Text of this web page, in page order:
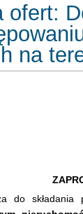
ofert:
na
do składania